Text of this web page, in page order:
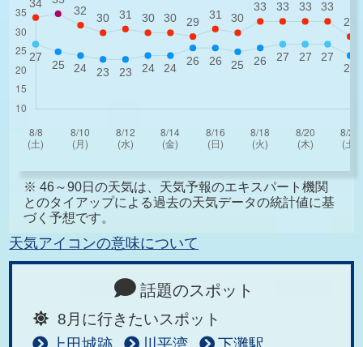
※ 46～90日の天気は、天気予報のエキスパート機関
とのタイアップによる過去の天気データの統計値に基
づく予想です。
天気アイコンの意味について
話題のスポット
8月に行きたいスポット